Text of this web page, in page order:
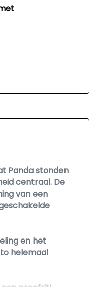
Panda stonden
centraal. De
van een
en het
helemaal